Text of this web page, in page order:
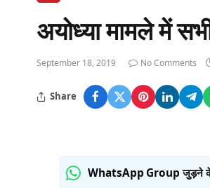
अयोध्या मामले में
September 18, 2019 No Comments
Share
WhatsApp Group जुड़ने के